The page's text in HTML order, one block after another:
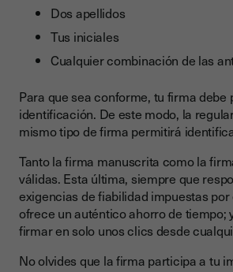
Dos apellidos
Tus iniciales
Cualquier combinación de las
Para que sea conforme, tu firma debe
identificación. De este modo, la
mismo tipo de firma permitirá
Tanto la firma manuscrita como la
válidas. Esta última, siempre que
exigencias de fiabilidad impuestas por
ofrece un auténtico ahorro de tiempo;
firmar en solo unos clics desde
No olvides que la firma participa a tu